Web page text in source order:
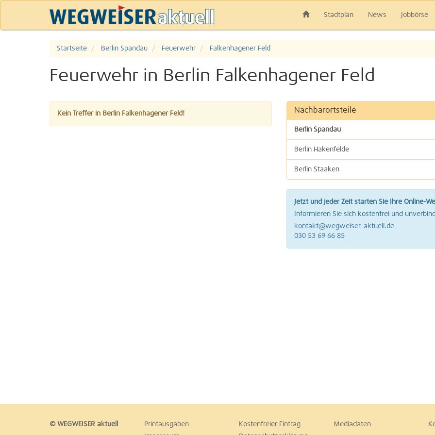
Stadtplan News Jobbörse
Startseite Berlin Spandau Feuerwehr Falkenhagener Feld
Feuerwehr in Berlin Falkenhagener Feld
Kein Treffer in Berlin Falkenhagener Feld! Nachbarortsteile
Berlin Spandau
Berlin Hakenfelde
Berlin Staaken
Jetzt und jeder Zeit starten Sie Ihre Online-
Informieren Sie sich kostenfrei und
kontakt@wegweiser-aktuell.de
030 53 69 66 85
© WEGWEISER aktuell Printausgaben Kostenfreier Eintrag Mediadaten